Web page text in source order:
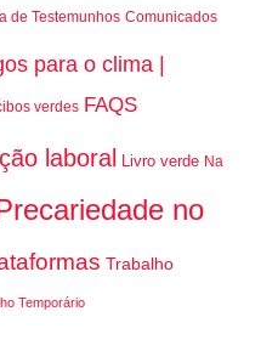
de Testemunhos Comunicados
para o clima |
verdes FAQS
laboral Livro verde Na
no
Trabalho
Temporário